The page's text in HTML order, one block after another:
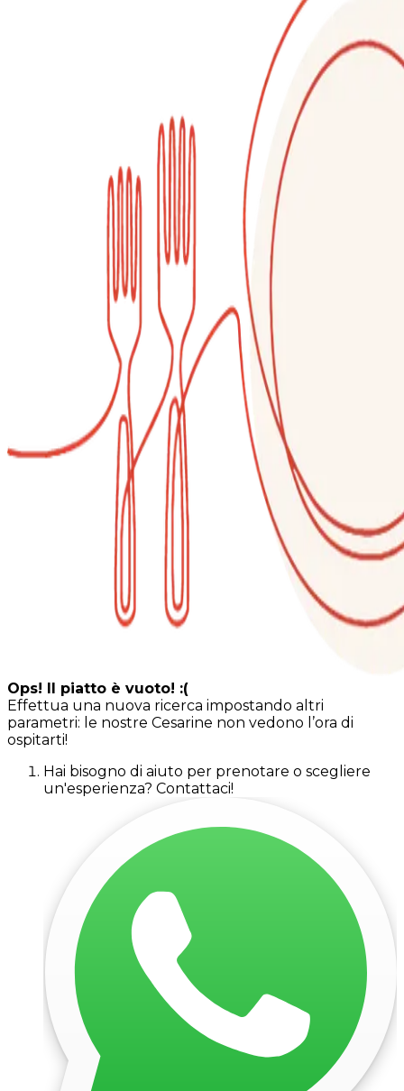
Ops! Il piatto è vuoto! :(
Effettua una nuova ricerca impostando altri
parametri: le nostre Cesarine non vedono l’ora di
ospitarti!
Hai bisogno di aiuto per prenotare o scegliere
un'esperienza? Contattaci!